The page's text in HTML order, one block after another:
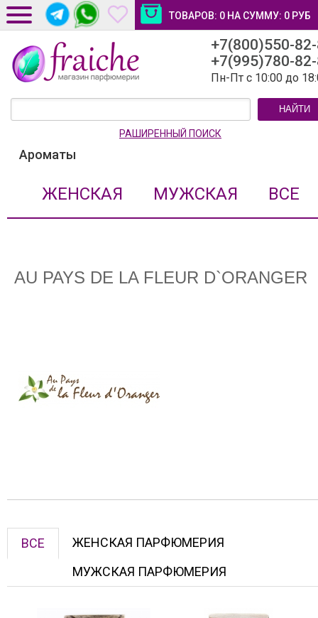
ТОВАРОВ: 0 НА СУММУ: 0 РУБ
ДОСТАВКА И ОПЛАТА
НОВОСТИ И СТАТЬИ
+7(800)550-
+7(995)780-
Пн-Пт с 10:00 до
НАЙТИ
РАШИРЕННЫЙ ПОИСК
Ароматы
ЖЕНСКАЯ МУЖСКАЯ ВСЕ
AU PAYS DE LA FLEUR D`ORANGER
ВСЕ
ЖЕНСКАЯ ПАРФЮМЕРИЯ
МУЖСКАЯ ПАРФЮМЕРИЯ